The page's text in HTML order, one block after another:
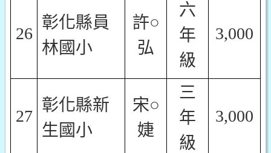
26
彰化縣員
林國小
許○
弘
六
年
級
3,000
27
彰化縣新
生國小
宋○
婕
三
年
級
3,000